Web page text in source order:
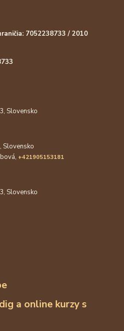
7052238733 / 2010
Slovensko
Slovensko
+421905153181
Slovensko
a online kurzy s